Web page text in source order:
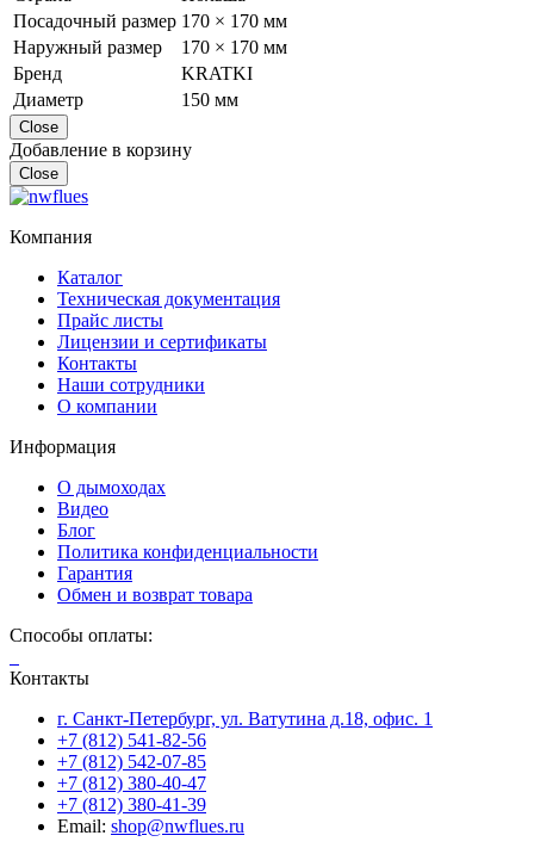
Посадочный размер 170 × 170 мм
Наружный размер
170 × 170 мм
Бренд
KRATKI
Диаметр
150 мм
Close
Добавление в корзину
Close
Компания
Каталог
Техническая документация
Прайс листы
Лицензии и сертификаты
Контакты
Наши сотрудники
О компании
Информация
О дымоходах
Видео
Блог
Политика конфиденциальности
Гарантия
Обмен и возврат товара
Способы оплаты:
Контакты
г. Санкт-Петербург, ул. Ватутина д.18, офис. 1
+7 (812) 541-82-56
+7 (812) 542-07-85
+7 (812) 380-40-47
+7 (812) 380-41-39
Email: shop@nwflues.ru